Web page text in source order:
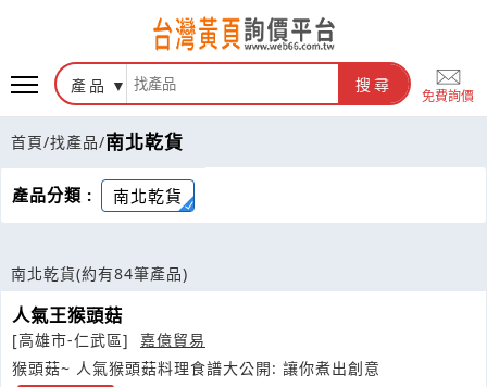
產品 搜尋
免費詢價
首頁/找產品/南北乾貨
產品分類 : 南北乾貨
南北乾貨(約有84筆產品)
人氣王猴頭菇
[高雄市-仁武區]
嘉億貿易
猴頭菇~ 人氣猴頭菇料理食譜大公開: 讓你煮出創意